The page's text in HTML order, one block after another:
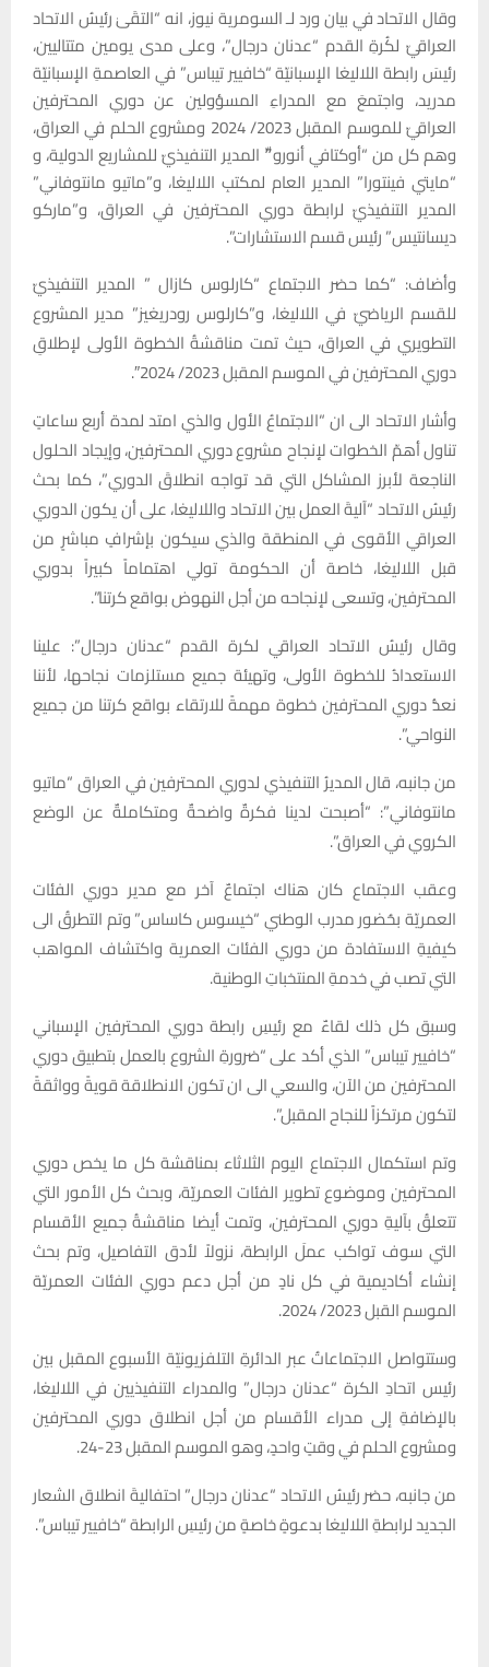
وقال الاتحاد في بيان ورد لـ السومرية نيوز، انه “التقَىٰ رئيسُ الاتحاد
العراقيّ لكُرةِ القدم “عدنان درجال”، وعلى مدى يومين متتاليين،
رئيسَ رابطة اللاليغا الإسبانيّة “خافيير تيباس” في العاصمةِ الإسبانيّة
مدريد، واجتمعَ مع المدراءِ المسؤولين عن دوري المحترفين
العراقيّ للموسم المقبل 2023/ 2024 ومشروع الحلم في العراق،
وهم كل من “أوكتافي أنورو”ّ المدير التنفيذيّ للمشاريع الدولية، و
“مايتي فينتورا” المدير العام لمكتبِ اللاليغا، و”ماتيو مانتوفاني”
المدير التنفيذيّ لرابطة دوري المحترفين في العراق، و”ماركو
ديسانتيس” رئيس قسم الاستشارات”.
وأضاف: “كما حضر الاجتماع “كارلوس كازال ” المدير التنفيذيّ
للقسم الرياضيّ في اللاليغا، و”كارلوس رودريغيز” مدير المشروع
التطويري في العراق، حيث تمت مناقشةُ الخطوة الأولى لإطلاقِ
دوري المحترفين في الموسم المقبل 2023/ 2024″.
وأشار الاتحاد الى ان “الاجتماعُ الأول والذي امتد لمدة أربع ساعاتٍ
تناول أهمّ الخطوات لإنجاح مشروع دوري المحترفين، وإيجاد الحلول
الناجعة لأبرز المشاكل التي قد تواجه انطلاقَ الدوري”، كما بحث
رئيسُ الاتحاد “آليةَ العمل بين الاتحاد واللاليغا، على أن يكون الدوري
العراقي الأقوى في المنطقة والذي سيكون بإشرافٍ مباشرٍ من
قبل اللاليغا، خاصة أن الحكومة تولي اهتماماً كبيراً بدوري
المحترفين، وتسعى لإنجاحه من أجل النهوض بواقع كرتنا”.
وقال رئيسُ الاتحاد العراقي لكرة القدم “عدنان درجال”: علينا
الاستعدادُ للخطوة الأولى، وتهيئة جميع مستلزمات نجاحها، لأننا
نعدُّ دوري المحترفين خطوة مهمةً للارتقاء بواقع كرتنا من جميع
النواحي”.
من جانبه، قال المديرُ التنفيذي لدوري المحترفين في العراق “ماتيو
مانتوفاني”: “أصبحت لدينا فكرةٌ واضحةٌ ومتكاملةٌ عن الوضع
الكروي في العراق”.
وعقب الاجتماع كان هناك اجتماعٌ آخر مع مدير دوري الفئات
العمريّة بحُضور مدرب الوطني “خيسوس كاساس” وتم التطرقُ الى
كيفيةِ الاستفادة من دوري الفئات العمرية واكتشاف المواهب
التي تصب في خدمةِ المنتخباتِ الوطنية.
وسبق كل ذلك لقاءٌ مع رئيسِ رابطة دوري المحترفين الإسباني
“خافيير تيباس” الذي أكد على “ضرورةِ الشروع بالعمل بتطبيق دوري
المحترفين من الآن، والسعي الى ان تكون الانطلاقة قويةً وواثقةً
لتكون مرتكزاً للنجاح المقبل”.
وتم استكمال الاجتماع اليوم الثلاثاء بمناقشة كل ما يخص دوري
المحترفين وموضوع تطوير الفئات العمريّة، وبحث كل الأمور التي
تتعلقُ بآليةِ دوري المحترفين، وتمت أيضا مناقشةُ جميع الأقسام
التي سوف تواكب عملَ الرابطة، نزولاً لأدق التفاصيل، وتم بحث
إنشاء أكاديمية في كل نادٍ من أجل دعم دوري الفئات العمريّة
الموسم القبل 2023/ 2024.
وستتواصل الاجتماعاتُ عبر الدائرةِ التلفزيونيّة الأسبوع المقبل بين
رئيس اتحادِ الكرة “عدنان درجال” والمدراء التنفيذيين في اللاليغا،
بالإضافةِ إلى مدراء الأقسام من أجل انطلاق دوري المحترفين
ومشروع الحلم في وقتٍ واحدٍ، وهو الموسم المقبل 23-24.
من جانبه، حضر رئيسُ الاتحاد “عدنان درجال” احتفاليةَ انطلاق الشعار
الجديد لرابطةِ اللاليغا بدعوةٍ خاصةٍ من رئيسِ الرابطة “خافيير تيباس”.